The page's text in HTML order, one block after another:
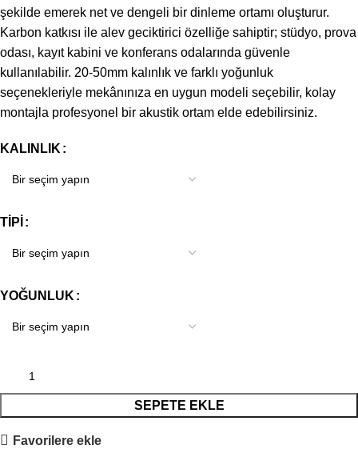
şekilde emerek net ve dengeli bir dinleme ortamı oluşturur.
Karbon katkısı ile alev geciktirici özelliğe sahiptir; stüdyo, prova
odası, kayıt kabini ve konferans odalarında güvenle
kullanılabilir. 20-50mm kalınlık ve farklı yoğunluk
seçenekleriyle mekânınıza en uygun modeli seçebilir, kolay
montajla profesyonel bir akustik ortam elde edebilirsiniz.
KALINLIK
TIPI
YOĞUNLUK
SEPETE EKLE
Favorilere ekle